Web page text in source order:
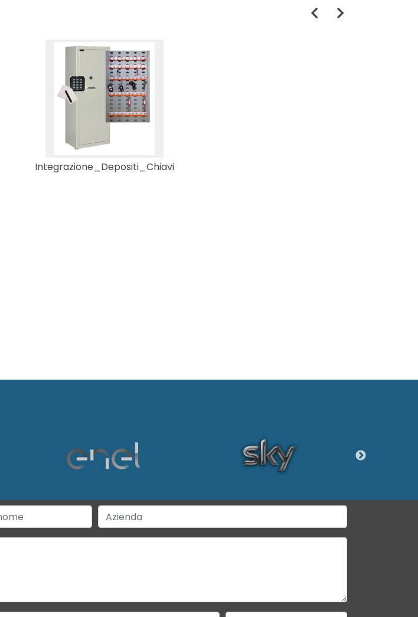
Integrazione_Depositi_Chiavi